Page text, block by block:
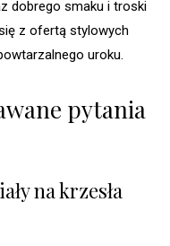
dobrego smaku i troski
z ofertą stylowych
uroku.
pytania
na krzesła